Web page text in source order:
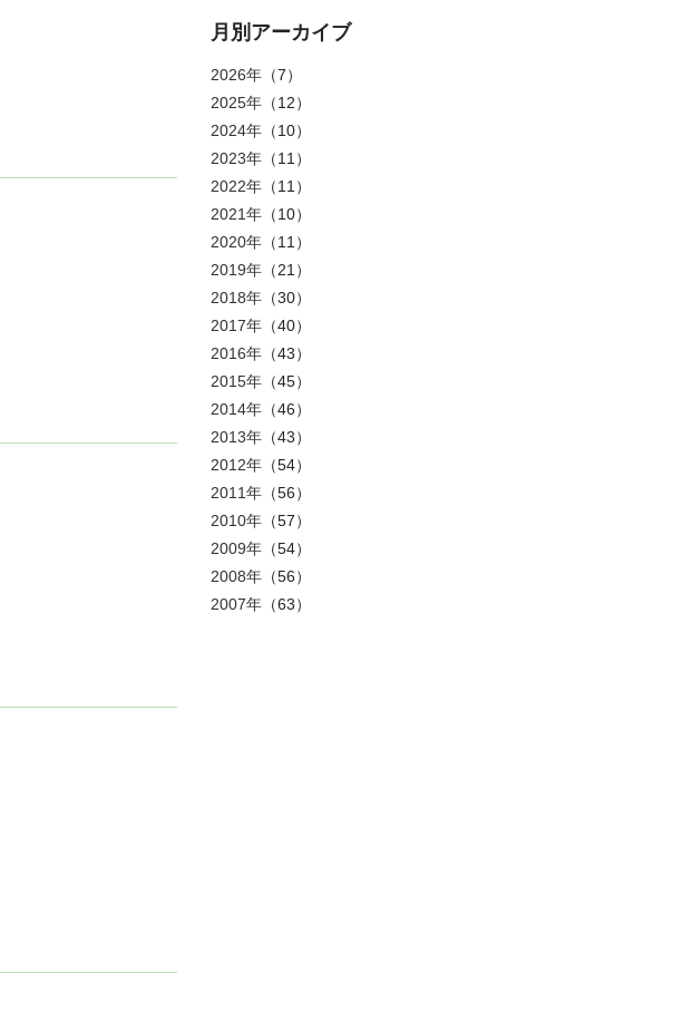
月別アーカイブ
2026年 （7）
2025年 （12）
2024年 （10）
2023年 （11）
2022年 （11）
2021年 （10）
2020年 （11）
2019年 （21）
2018年 （30）
2017年 （40）
2016年 （43）
2015年 （45）
2014年 （46）
2013年 （43）
2012年 （54）
2011年 （56）
2010年 （57）
2009年 （54）
2008年 （56）
2007年 （63）